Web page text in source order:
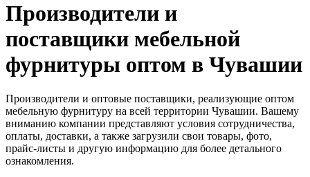
Производители и
поставщики мебельной
фурнитуры оптом в Чувашии
Производители и оптовые поставщики, реализующие оптом
мебельную фурнитуру на всей территории Чувашии. Вашему
вниманию компании представляют условия сотрудничества,
оплаты, доставки, а также загрузили свои товары, фото,
прайс-листы и другую информацию для более детального
ознакомления.